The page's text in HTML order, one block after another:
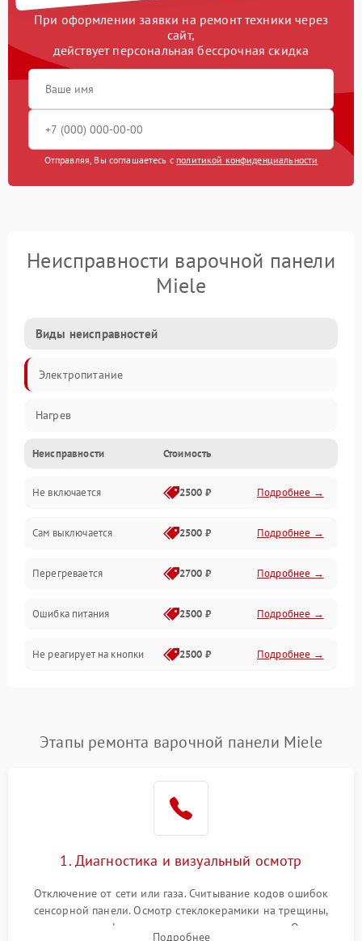
При оформлении заявки на ремонт техники через
сайт,
действует персональная бессрочная скидка
Отправляя, Вы соглашаетесь с политикой конфиденциальности
Неисправности варочной панели
Miele
Виды неисправностей
Электропитание
Нагрев
Неисправности Стоимость
Не включается 2500 ₽ Подробнее →
Сам выключается 2500 ₽ Подробнее →
Перегревается 2700 ₽ Подробнее →
Ошибка питания 2500 ₽ Подробнее →
Не реагирует на кнопки 2500 ₽ Подробнее →
Этапы ремонта варочной панели Miele
1. Диагностика и визуальный осмотр
Отключение от сети или газа. Считывание кодов ошибок
сенсорной панели. Осмотр стеклокерамики на трещины,
проверка конфорок на равномерность нагрева. Опрос
Подробнее